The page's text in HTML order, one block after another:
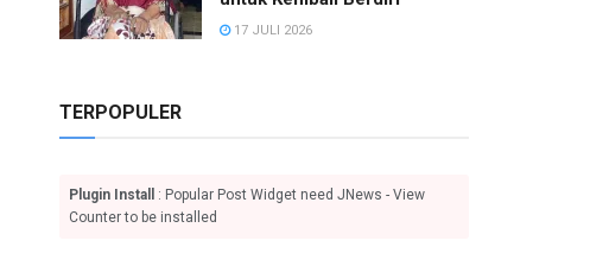
17 JULI 2026
TERPOPULER
Plugin Install
: Popular Post Widget need JNews - View
Counter to be installed